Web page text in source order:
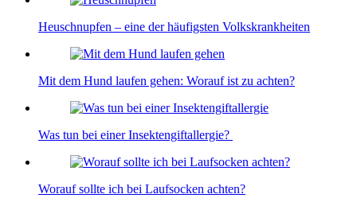
Heuschnupfen – eine der häufigsten Volkskrankheiten
Mit dem Hund laufen gehen: Worauf ist zu achten?
Was tun bei einer Insektengiftallergie?
Worauf sollte ich bei Laufsocken achten?